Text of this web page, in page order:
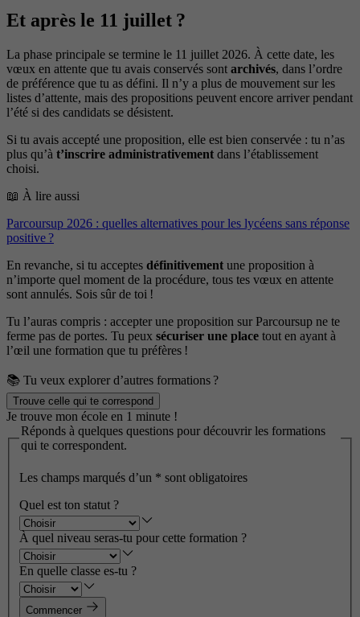
Et après le 11 juillet ?
La phase principale se termine le 11 juillet 2026. À cette date, les
vœux en attente que tu avais conservés sont archivés, dans l’ordre
de préférence que tu as défini. Il n’y a plus de mouvement sur les
listes d’attente, mais des propositions peuvent encore arriver pendant
l’été si des candidats se désistent.
Si tu avais accepté une proposition, elle est bien conservée : tu n’as
plus qu’à t’inscrire administrativement dans l’établissement
choisi.
📖 À lire aussi
Parcoursup 2026 : quelles alternatives pour les lycéens sans réponse
positive ?
En revanche, si tu acceptes définitivement une proposition à
n’importe quel moment de la procédure, tous tes vœux en attente
sont annulés. Sois sûr de toi !
Tu l’auras compris : accepter une proposition sur Parcoursup ne te
ferme pas de portes. Tu peux sécuriser une place tout en ayant à
l’œil une formation que tu préfères !
📚 Tu veux explorer d’autres formations ?
Trouve celle qui te correspond
Je trouve mon école en 1 minute !
Réponds à quelques questions pour découvrir les formations
qui te correspondent.
Les champs marqués d’un * sont obligatoires
Quel est ton statut ?
À quel niveau seras-tu pour cette formation ?
En quelle classe es-tu ?
Commencer